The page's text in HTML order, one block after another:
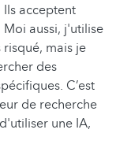
acceptent
aussi, j'utilise
risqué, mais je
des
C’est
de recherche
une IA,